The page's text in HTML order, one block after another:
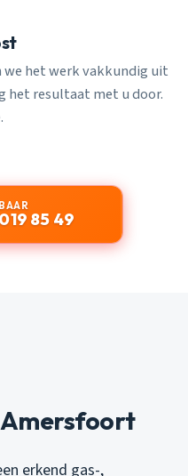
we het werk vakkundig uit
het resultaat met u door.
85 49
erkend gas-,